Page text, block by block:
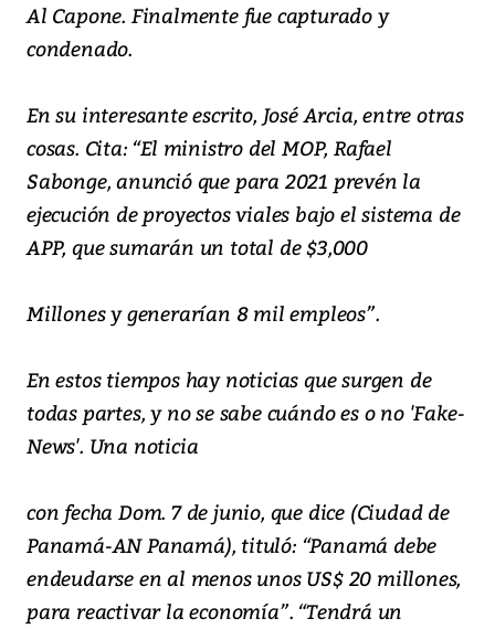
Al Capone. Finalmente fue capturado y
condenado.
En su interesante escrito, José Arcia, entre otras
cosas. Cita: “El ministro del MOP, Rafael
Sabonge, anunció que para 2021 prevén la
ejecución de proyectos viales bajo el sistema de
APP, que sumarán un total de $3,000
Millones y generarían 8 mil empleos”.
En estos tiempos hay noticias que surgen de
todas partes, y no se sabe cuándo es o no 'Fake-
News'. Una noticia
con fecha Dom. 7 de junio, que dice (Ciudad de
Panamá-AN Panamá), tituló: “Panamá debe
endeudarse en al menos unos US$ 20 millones,
para reactivar la economía”. “Tendrá un